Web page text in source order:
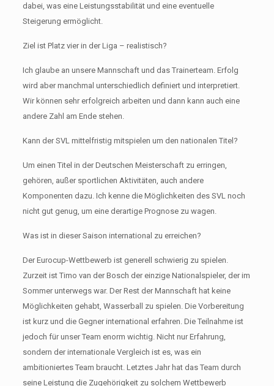
dabei, was eine Leistungsstabilität und eine eventuelle
Steigerung ermöglicht.
Ziel ist Platz vier in der Liga – realistisch?
Ich glaube an unsere Mannschaft und das Trainerteam. Erfolg
wird aber manchmal unterschiedlich definiert und interpretiert.
Wir können sehr erfolgreich arbeiten und dann kann auch eine
andere Zahl am Ende stehen.
Kann der SVL mittelfristig mitspielen um den nationalen Titel?
Um einen Titel in der Deutschen Meisterschaft zu erringen,
gehören, außer sportlichen Aktivitäten, auch andere
Komponenten dazu. Ich kenne die Möglichkeiten des SVL noch
nicht gut genug, um eine derartige Prognose zu wagen.
Was ist in dieser Saison international zu erreichen?
Der Eurocup-Wettbewerb ist generell schwierig zu spielen.
Zurzeit ist Timo van der Bosch der einzige Nationalspieler, der im
Sommer unterwegs war. Der Rest der Mannschaft hat keine
Möglichkeiten gehabt, Wasserball zu spielen. Die Vorbereitung
ist kurz und die Gegner international erfahren. Die Teilnahme ist
jedoch für unser Team enorm wichtig. Nicht nur Erfahrung,
sondern der internationale Vergleich ist es, was ein
ambitioniertes Team braucht. Letztes Jahr hat das Team durch
seine Leistung die Zugehörigkeit zu solchem Wettbewerb